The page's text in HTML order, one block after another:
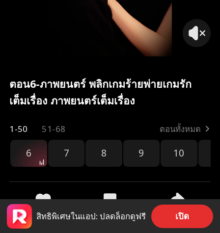
ตอน6-ภาพยนตร์ พลิกเกมร้ายพ่ายเกมรัก
เต็มเรื่อง ภาพยนตร์เต็มเรื่อง
1-50 51-68 ตอนทั้งหมด
6 7 8 9 10
141 845 แชร์
สิทธิพิเศษในแอป: ปลดล็อกดูฟรี เปิด